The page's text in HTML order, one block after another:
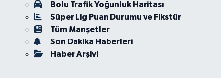
Bolu Trafik Yoğunluk Haritası
Süper Lig Puan Durumu ve Fikstür
Tüm Manşetler
Son Dakika Haberleri
Haber Arşivi